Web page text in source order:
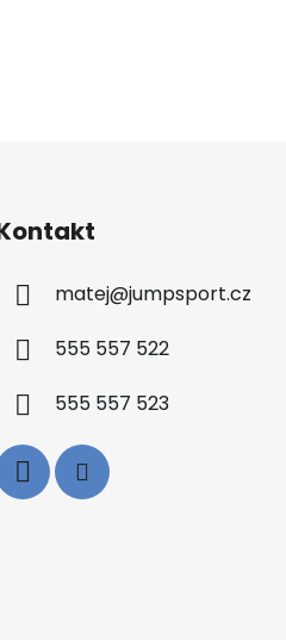
matej@jumpsport.cz
555 557 522
555 557 523